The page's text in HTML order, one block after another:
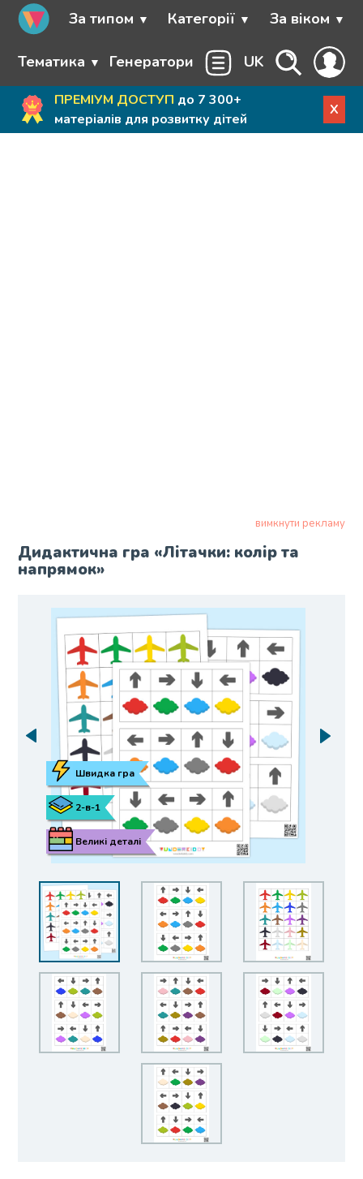
За типом Категорії За віком
Тематика Генератори UK
ПРЕМІУМ ДОСТУП до 7 300+
матеріалів для розвитку дітей
X
вимкнути рекламу
Дидактична гра «Літачки: колір та
напрямок»
Великі деталі
2-в-1
Швидка гра